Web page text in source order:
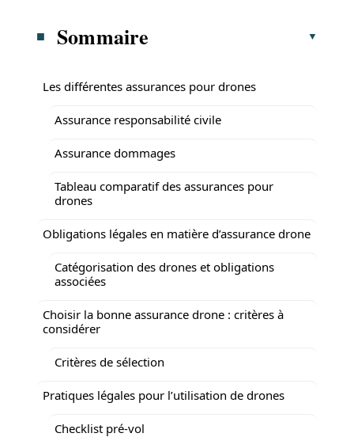
Sommaire
Les différentes assurances pour drones
Assurance responsabilité civile
Assurance dommages
Tableau comparatif des assurances pour
drones
Obligations légales en matière d’assurance drone
Catégorisation des drones et obligations
associées
Choisir la bonne assurance drone : critères à
considérer
Critères de sélection
Pratiques légales pour l’utilisation de drones
Checklist pré-vol